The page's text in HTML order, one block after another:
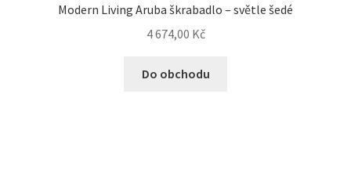
Modern Living Aruba škrabadlo – světle šedé
4 674,00 Kč
Do obchodu